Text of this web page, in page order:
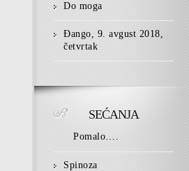
Do moga
Đango, 9. avgust 2018,
četvrtak
SEĆANJA
Pomalo….
Spinoza